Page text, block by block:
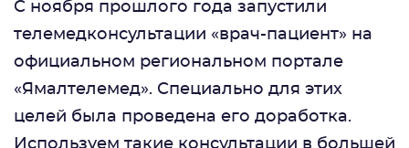
С ноября прошлого года запустили
телемедконсультации «врач-пациент» на
официальном региональном портале
«Ямалтелемед». Специально для этих
целей была проведена его доработка.
Используем такие консультации в большей